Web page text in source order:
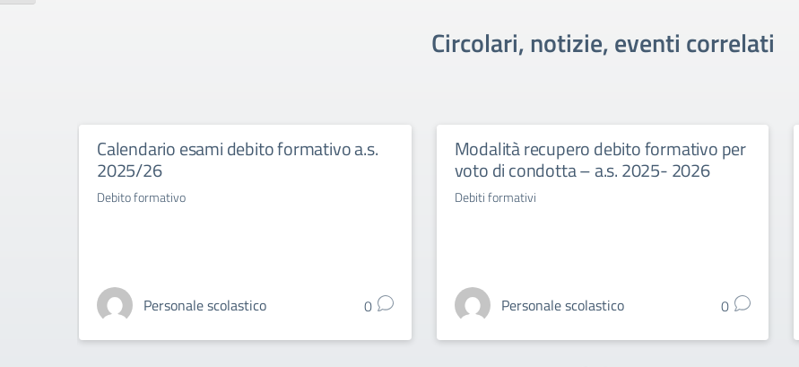
Circolari, notizie, eventi correlati
Calendario esami debito formativo a.s.
2025/26
Debito formativo
Personale scolastico 0
Modalità recupero debito formativo per
voto di condotta – a.s. 2025- 2026
Debiti formativi
Personale scolastico 0